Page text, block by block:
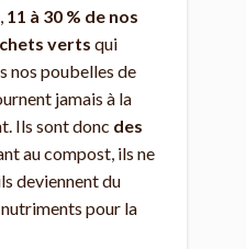
11 à 30 % de nos
verts qui
nos poubelles de
jamais à la
Ils sont donc des
au compost, ils ne
deviennent du
pour la